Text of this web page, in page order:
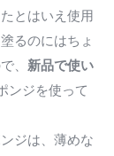
とはいえ使用
るのにはちょ
、 新品で使い
ンジを使って
ジは、薄めな